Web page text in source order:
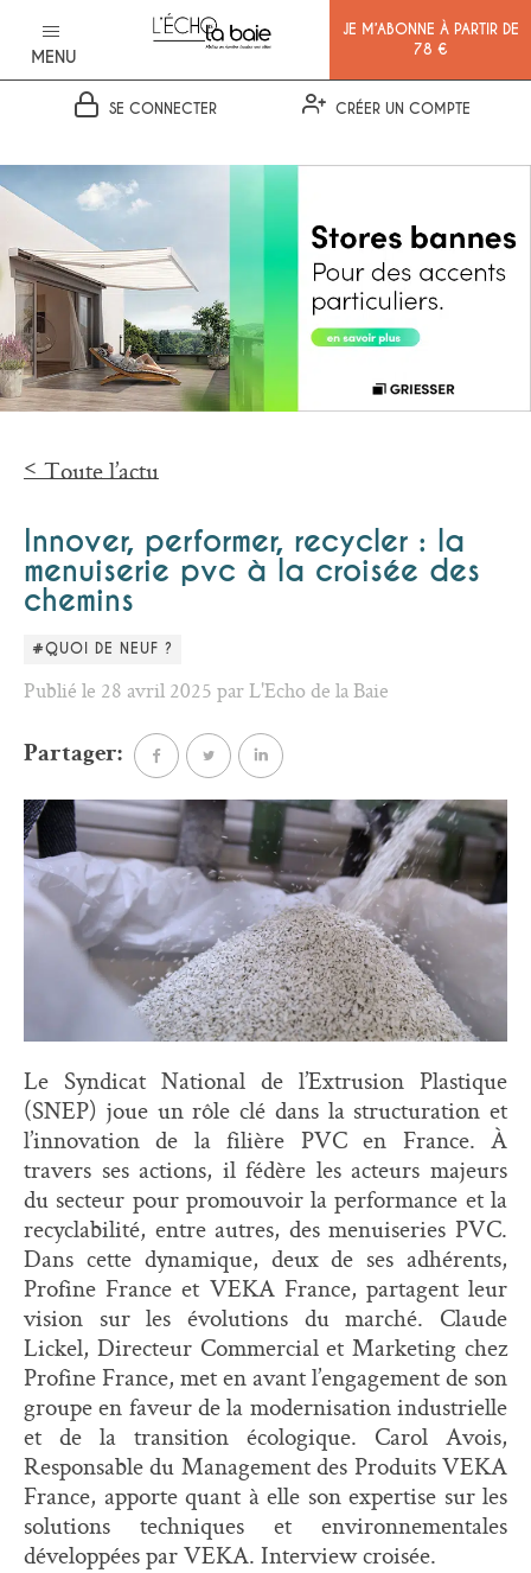
MENU
JE M’ABONNE À PARTIR DE
78 €
SE CONNECTER CRÉER UN COMPTE
Toute l’actu
Innover, performer, recycler : la
menuiserie pvc à la croisée des
chemins
#QUOI DE NEUF ?
Publié le 28 avril 2025 par L'Echo de la Baie
Partager:
Le Syndicat National de l’Extrusion Plastique
(SNEP) joue un rôle clé dans la structuration et
l’innovation de la filière PVC en France. À
travers ses actions, il fédère les acteurs majeurs
du secteur pour promouvoir la performance et la
recyclabilité, entre autres, des menuiseries PVC.
Dans cette dynamique, deux de ses adhérents,
Profine France et VEKA France, partagent leur
vision sur les évolutions du marché. Claude
Lickel, Directeur Commercial et Marketing chez
Profine France, met en avant l’engagement de son
groupe en faveur de la modernisation industrielle
et de la transition écologique. Carol Avois,
Responsable du Management des Produits VEKA
France, apporte quant à elle son expertise sur les
solutions techniques et environnementales
développées par VEKA. Interview croisée.